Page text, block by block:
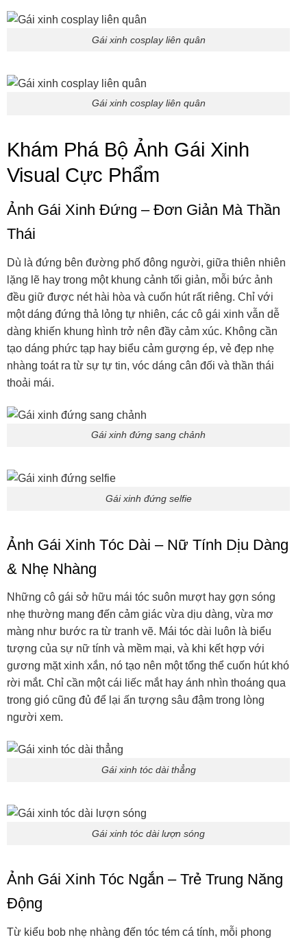
Gái xinh cosplay liên quân
Gái xinh cosplay liên quân
Khám Phá Bộ Ảnh Gái Xinh
Visual Cực Phẩm
Ảnh Gái Xinh Đứng – Đơn Giản Mà Thần
Thái
Dù là đứng bên đường phố đông người, giữa thiên nhiên
lặng lẽ hay trong một khung cảnh tối giản, mỗi bức ảnh
đều giữ được nét hài hòa và cuốn hút rất riêng. Chỉ với
một dáng đứng thả lỏng tự nhiên, các cô gái xinh vẫn dễ
dàng khiến khung hình trở nên đầy cảm xúc. Không cần
tạo dáng phức tạp hay biểu cảm gượng ép, vẻ đẹp nhẹ
nhàng toát ra từ sự tự tin, vóc dáng cân đối và thần thái
thoải mái.
Gái xinh đứng sang chảnh
Gái xinh đứng selfie
Ảnh Gái Xinh Tóc Dài – Nữ Tính Dịu Dàng
& Nhẹ Nhàng
Những cô gái sở hữu mái tóc suôn mượt hay gợn sóng
nhẹ thường mang đến cảm giác vừa dịu dàng, vừa mơ
màng như bước ra từ tranh vẽ. Mái tóc dài luôn là biểu
tượng của sự nữ tính và mềm mại, và khi kết hợp với
gương mặt xinh xắn, nó tạo nên một tổng thể cuốn hút khó
rời mắt. Chỉ cần một cái liếc mắt hay ánh nhìn thoáng qua
trong gió cũng đủ để lại ấn tượng sâu đậm trong lòng
người xem.
Gái xinh tóc dài thẳng
Gái xinh tóc dài lượn sóng
Ảnh Gái Xinh Tóc Ngắn – Trẻ Trung Năng
Động
Từ kiểu bob nhẹ nhàng đến tóc tém cá tính, mỗi phong